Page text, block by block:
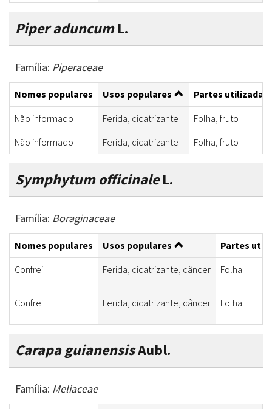
Piper aduncumL.
Família: Piperaceae
Nomes populares Usos populares
Partes utilizadas
Não informado
Ferida, cicatrizante
Folha, fruto
Não informado
Ferida, cicatrizante Folha, fruto
Symphytum officinaleL.
Família: Boraginaceae
Nomes populares Usos populares
Partes
Confrei
Ferida, cicatrizante, câncer Folha
Confrei Ferida, cicatrizante, câncer Folha
Carapa guianensisAubl.
Família: Meliaceae